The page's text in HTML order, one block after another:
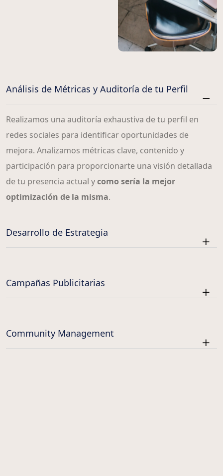
Análisis de Métricas y Auditoría de tu Perfil
Realizamos una auditoría exhaustiva de tu perfil en
redes sociales para identificar oportunidades de
mejora. Analizamos métricas clave, contenido y
participación para proporcionarte una visión detallada
de tu presencia actual ycomo sería la mejor
optimización de la misma.
Desarrollo de Estrategia
Campañas Publicitarias
Community Management